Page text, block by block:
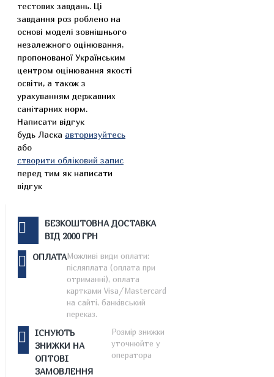
тестових завдань. Ці
завдання роз роблено на
основі моделі зовнішнього
незалежного оцінювання,
пропонованої Українським
центром оцінювання якості
освіти, а також з
урахуванням державних
санітарних норм.
Написати відгук
будь Ласка авторизуйтесь
або
створити обліковий запис
перед тим як написати
відгук
БЕЗКОШТОВНА ДОСТАВКА
ВІД 2000 ГРН
ОПЛАТАМожливі види оплати:
післяплата (оплата при
отриманні), оплата
картками Visa/Mastercard
на сайті, банківський
переказ.
ІСНУЮТЬ
ЗНИЖКИ НА
ОПТОВІ
ЗАМОВЛЕННЯ
Розмір знижки
уточнюйте у
оператора